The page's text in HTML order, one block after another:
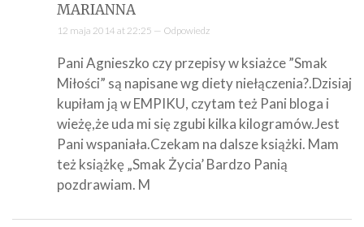
MARIANNA
12 maja 2014 at 22:25 — Odpowiedz
Pani Agnieszko czy przepisy w ksiażce ”Smak
Miłości” są napisane wg diety niełączenia?.Dzisiaj
kupiłam ją w EMPIKU, czytam też Pani bloga i
wieżę,że uda mi się zgubi kilka kilogramów.Jest
Pani wspaniała.Czekam na dalsze książki. Mam
też książkę „Smak Życia’ Bardzo Panią
pozdrawiam. M